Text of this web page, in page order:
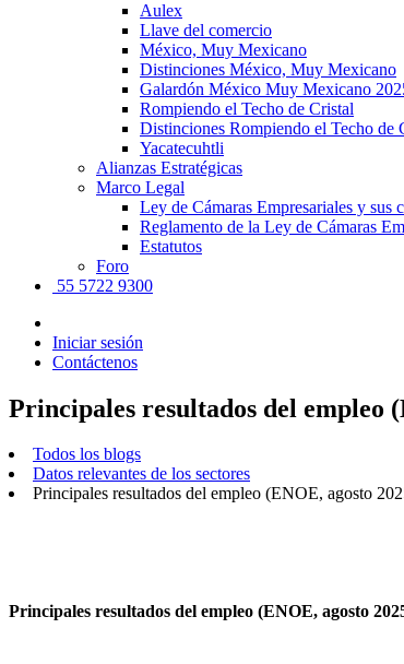
Aulex
Llave del comercio
México, Muy Mexicano
Distinciones México, Muy Mexicano
Galardón México Muy Mexicano
Rompiendo el Techo de Cristal
Distinciones Rompiendo el Techo de
Yacatecuhtli
Alianzas Estratégicas
Marco Legal
Ley de Cámaras Empresariales y sus
Reglamento de la Ley de Cámaras
Estatutos
Foro
55 5722 9300
Iniciar sesión
Contáctenos
Principales resultados del empleo
Todos los blogs
Datos relevantes de los sectores
Principales resultados del empleo (ENOE, agosto
Principales resultados del empleo (ENOE, agosto